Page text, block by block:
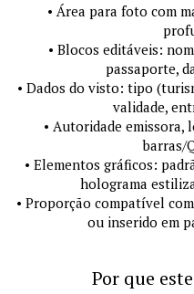
• Área para foto com
• Blocos editáveis:
passaporte,
• Dados do visto: tipo
validade,
• Autoridade emissora,
barras/
• Elementos gráficos:
holograma
• Proporção compatível
ou inserido em
Por que